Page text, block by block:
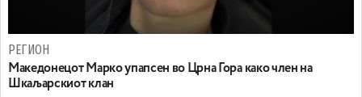
РЕГИОН
Maкедонецот Марко упапсен во Црна Гора како член на
Шкаљарскиот клан